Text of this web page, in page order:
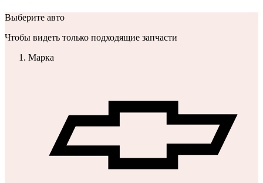
Выберите авто
Чтобы видеть только подходящие запчасти
Марка